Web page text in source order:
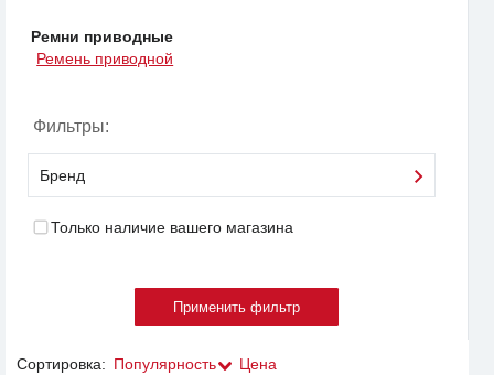
Ремни приводные
Ремень приводной
Фильтры:
Бренд
Только наличие вашего магазина
Сортировка: Популярность Цена